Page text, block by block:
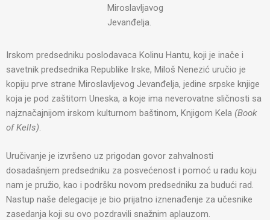
Miroslavljavog
Jevanđelja.
Irskom predsedniku poslodavaca Kolinu Hantu, koji je inače i
savetnik predsednika Republike Irske, Miloš Nenezić uručio je
kopiju prve strane Miroslavljevog Jevanđelja, jedine srpske knjige
koja je pod zaštitom Uneska, a koje ima neverovatne sličnosti sa
najznačajnijom irskom kulturnom baštinom, Knjigom Kela (Book
of Kells).
Uručivanje je izvršeno uz prigodan govor zahvalnosti
dosadašnjem predsedniku za posvećenost i pomoć u radu koju
nam je pružio, kao i podršku novom predsedniku za budući rad.
Nastup naše delegacije je bio prijatno iznenađenje za učesnike
zasedanja koji su ovo pozdravili snažnim aplauzom.